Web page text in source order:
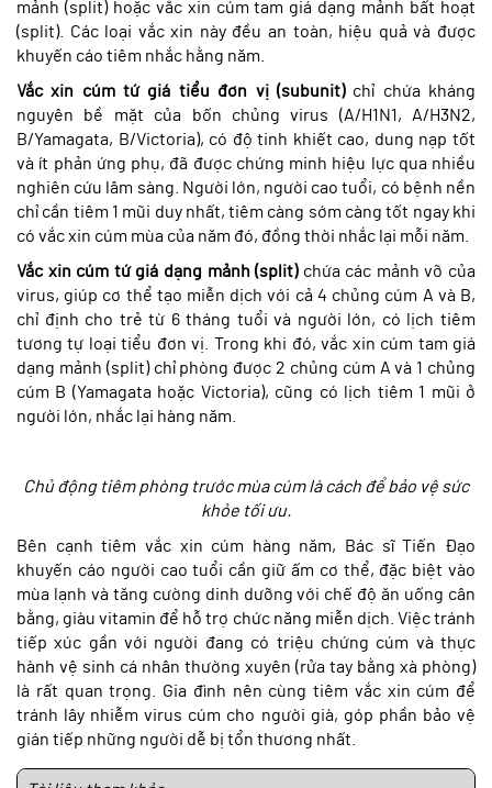
mảnh (split) hoặc vắc xin cúm tam giá dạng mảnh bất hoạt
(split). Các loại vắc xin này đều an toàn, hiệu quả và được
khuyến cáo tiêm nhắc hằng năm.
Vắc xin cúm tứ giá tiểu đơn vị (subunit)chỉ chứa kháng
nguyên bề mặt của bốn chủng virus (A/H1N1, A/H3N2,
B/Yamagata, B/Victoria), có độ tinh khiết cao, dung nạp tốt
và ít phản ứng phụ, đã được chứng minh hiệu lực qua nhiều
nghiên cứu lâm sàng. Người lớn, người cao tuổi, có bệnh nền
chỉ cần tiêm 1 mũi duy nhất, tiêm càng sớm càng tốt ngay khi
có vắc xin cúm mùa của năm đó, đồng thời nhắc lại mỗi năm.
Vắc xin cúm tứ giá dạng mảnh (split)chứa các mảnh vỡ của
virus, giúp cơ thể tạo miễn dịch với cả 4 chủng cúm A và B,
chỉ định cho trẻ từ 6 tháng tuổi và người lớn, có lịch tiêm
tương tự loại tiểu đơn vị. Trong khi đó, vắc xin cúm tam giá
dạng mảnh (split) chỉ phòng được 2 chủng cúm A và 1 chủng
cúm B (Yamagata hoặc Victoria), cũng có lịch tiêm 1 mũi ở
người lớn, nhắc lại hàng năm.
Chủ động tiêm phòng trước mùa cúm là cách để bảo vệ sức
khỏe tối ưu.
Bên cạnh tiêm vắc xin cúm hàng năm, Bác sĩ Tiến Đạo
khuyến cáo người cao tuổi cần giữ ấm cơ thể, đặc biệt vào
mùa lạnh và tăng cường dinh dưỡng với chế độ ăn uống cân
bằng, giàu vitamin để hỗ trợ chức năng miễn dịch. Việc tránh
tiếp xúc gần với người đang có triệu chứng cúm và thực
hành vệ sinh cá nhân thường xuyên (rửa tay bằng xà phòng)
là rất quan trọng. Gia đình nên cùng tiêm vắc xin cúm để
tránh lây nhiễm virus cúm cho người già, góp phần bảo vệ
gián tiếp những người dễ bị tổn thương nhất.